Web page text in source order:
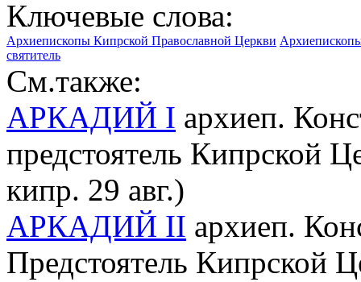
Ключевые слова:
Архиепископы Кипрской Православной Церкви
святитель
См.также:
АРКАДИЙ I архиеп.
предстоятель Кипрской
кипр. 29 авг.)
АРКАДИЙ II архиеп.
Предстоятель Кипрской